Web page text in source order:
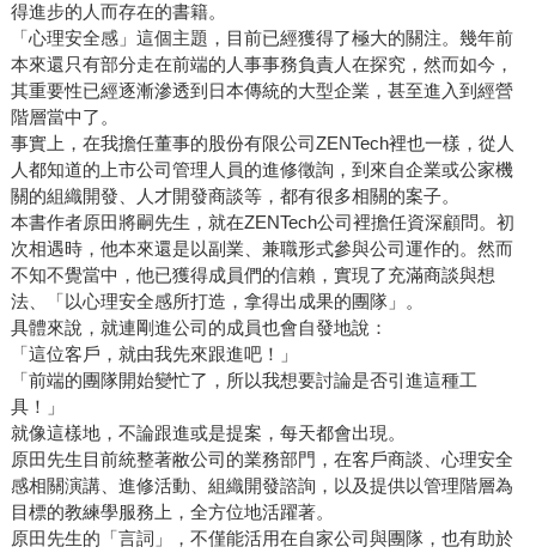
得進步的人而存在的書籍。
「心理安全感」這個主題，目前已經獲得了極大的關注。幾年前
本來還只有部分走在前端的人事事務負責人在探究，然而如今，
其重要性已經逐漸滲透到日本傳統的大型企業，甚至進入到經營
階層當中了。
事實上，在我擔任董事的股份有限公司ZENTech裡也一樣，從人
人都知道的上市公司管理人員的進修徵詢，到來自企業或公家機
關的組織開發、人才開發商談等，都有很多相關的案子。
本書作者原田將嗣先生，就在ZENTech公司裡擔任資深顧問。初
次相遇時，他本來還是以副業、兼職形式參與公司運作的。然而
不知不覺當中，他已獲得成員們的信賴，實現了充滿商談與想
法、「以心理安全感所打造，拿得出成果的團隊」。
具體來說，就連剛進公司的成員也會自發地說：
「這位客戶，就由我先來跟進吧！」
「前端的團隊開始變忙了，所以我想要討論是否引進這種工
具！」
就像這樣地，不論跟進或是提案，每天都會出現。
原田先生目前統整著敝公司的業務部門，在客戶商談、心理安全
感相關演講、進修活動、組織開發諮詢，以及提供以管理階層為
目標的教練學服務上，全方位地活躍著。
原田先生的「言詞」，不僅能活用在自家公司與團隊，也有助於